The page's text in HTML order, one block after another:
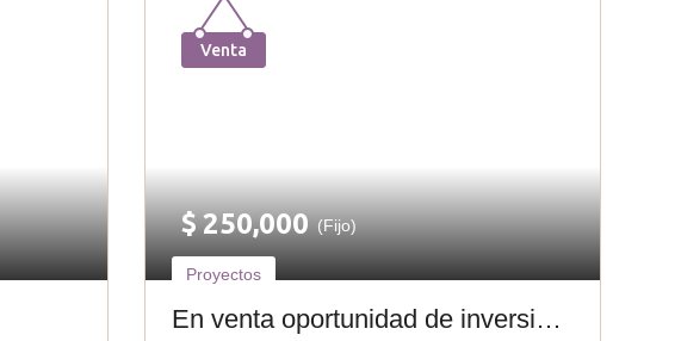
Venta
$250,000 (Fijo)
Proyectos
En venta oportunidad de inversión